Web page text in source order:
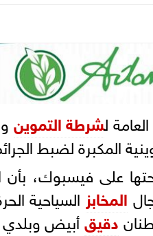
لشرطة التموين
المكبرة لضبط
على فيسبوك،
المخابز السياحية
دقيقأبيض وبلدي